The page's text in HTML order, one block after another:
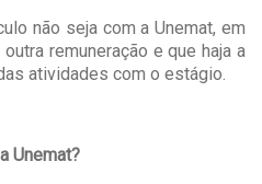
não seja com a Unemat, em
remuneração e que haja a
atividades com o estágio.
Unemat?